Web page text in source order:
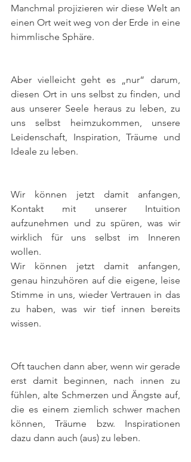
Manchmal projizieren wir diese Welt an
einen Ort weit weg von der Erde in eine
himmlische Sphäre.
Aber vielleicht geht es „nur“ darum,
diesen Ort in uns selbst zu finden, und
aus unserer Seele heraus zu leben, zu
uns selbst heimzukommen, unsere
Leidenschaft, Inspiration, Träume und
Ideale zu leben.
Wir können jetzt damit anfangen,
Kontakt mit unserer Intuition
aufzunehmen und zu spüren, was wir
wirklich für uns selbst im Inneren
wollen.
Wir können jetzt damit anfangen,
genau hinzuhören auf die eigene, leise
Stimme in uns, wieder Vertrauen in das
zu haben, was wir tief innen bereits
wissen.
Oft tauchen dann aber, wenn wir gerade
erst damit beginnen, nach innen zu
fühlen, alte Schmerzen und Ängste auf,
die es einem ziemlich schwer machen
können, Träume bzw. Inspirationen
dazu dann auch (aus) zu leben.